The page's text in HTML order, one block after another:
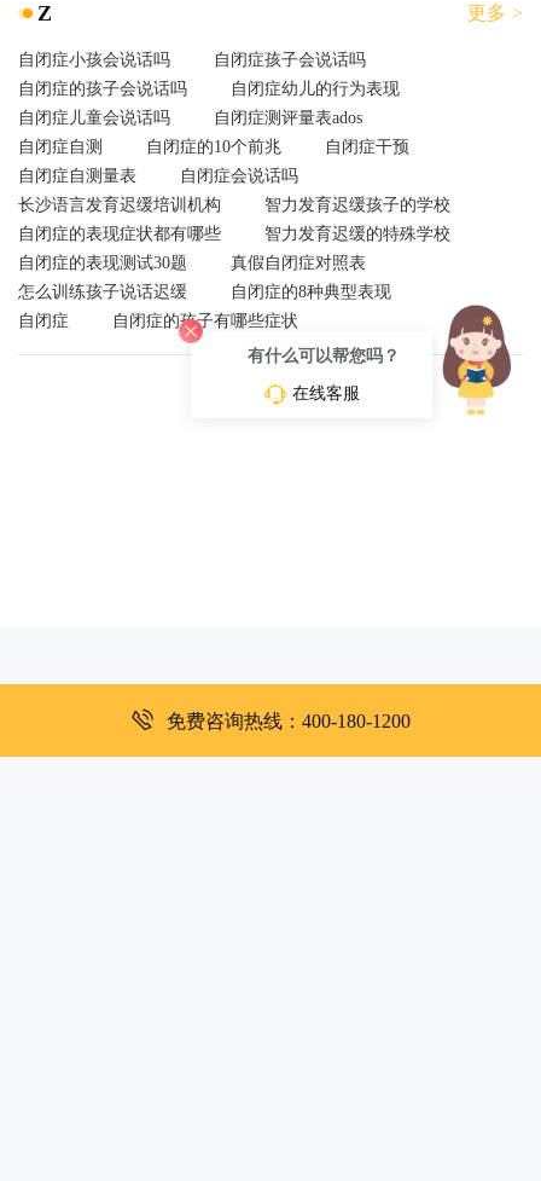
Z 更多 >
自闭症小孩会说话吗
自闭症孩子会说话吗
自闭症的孩子会说话吗
自闭症幼儿的行为表现
自闭症儿童会说话吗
自闭症测评量表ados
自闭症自测
自闭症的10个前兆
自闭症干预
自闭症自测量表
自闭症会说话吗
长沙语言发育迟缓培训机构
智力发育迟缓孩子的学校
自闭症的表现症状都有哪些
智力发育迟缓的特殊学校
自闭症的表现测试30题
真假自闭症对照表
怎么训练孩子说话迟缓
自闭症的8种典型表现
自闭症
自闭症的孩子有哪些症状
有什么可以帮您吗？
在线客服
免费咨询热线：400-180-1200